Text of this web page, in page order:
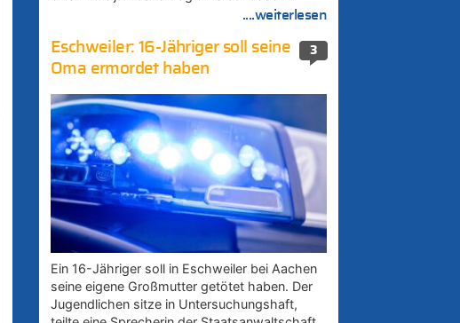
....weiterlesen
3
Eschweiler: 16-Jähriger soll seine
Oma ermordet haben
Ein 16-Jähriger soll in Eschweiler bei Aachen
seine eigene Großmutter getötet haben. Der
Jugendlichen sitze in Untersuchungshaft,